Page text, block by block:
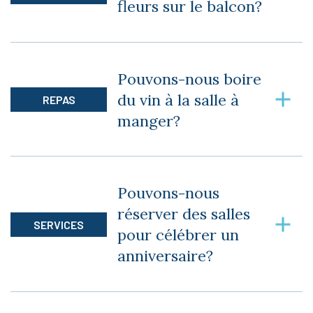
fleurs sur le balcon?
REPAS
Pouvons-nous boire
du vin à la salle à
manger?
SERVICES
Pouvons-nous
réserver des salles
pour célébrer un
anniversaire?